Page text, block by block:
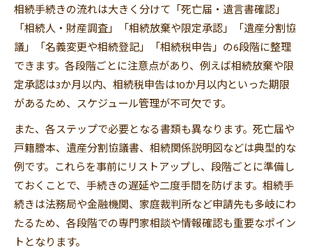
相続手続きの流れは大きく分けて「死亡届・遺言書確認」
「相続人・財産調査」「相続放棄や限定承認」「遺産分割協
議」「名義変更や相続登記」「相続税申告」の6段階に整理
できます。各段階ごとに注意点があり、例えば相続放棄や限
定承認は3か月以内、相続税申告は10か月以内といった期限
があるため、スケジュール管理が不可欠です。
また、各ステップで必要となる書類も異なります。死亡届や
戸籍謄本、遺産分割協議書、相続関係説明図などは典型的な
例です。これらを事前にリストアップし、段階ごとに準備し
ておくことで、手続きの遅延や二度手間を防げます。相続手
続きは法務局や金融機関、家庭裁判所など申請先も多岐にわ
たるため、各段階での専門家相談や情報確認も重要なポイン
トとなります。